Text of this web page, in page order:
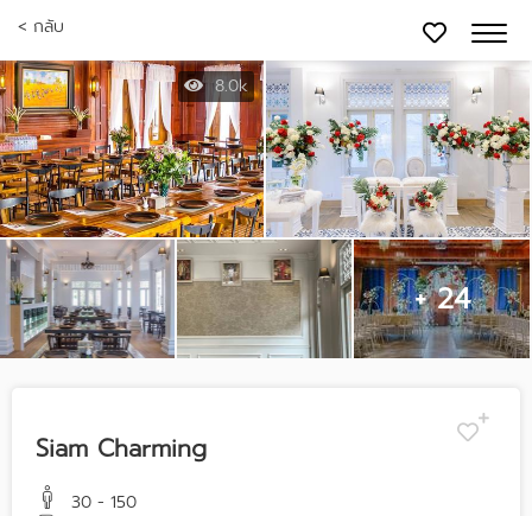
< กลับ
8.0k
+ 24
Siam Charming
30 - 150